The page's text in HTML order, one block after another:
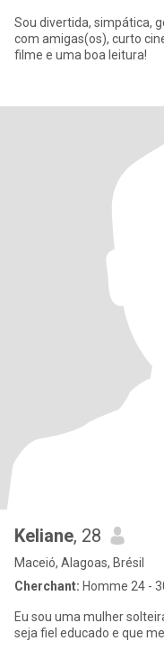
Sou divertida, simpática,
com amigas(os), curto
filme e uma boa leitura!
Keliane, 28
Maceió, Alagoas, Brésil
Cherchant: Homme 24 -
Eu sou uma mulher
seja fiel educado e que